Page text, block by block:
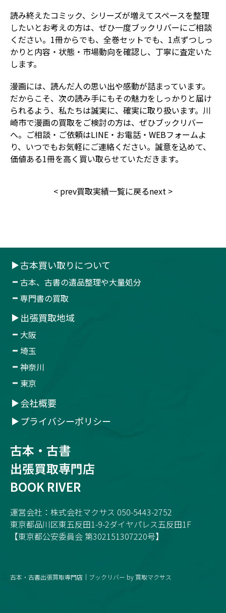
読み終えたコミック、シリーズが増えてスペースを整理
したいとお考えの方は、ぜひ一度ブックリバーにご相談
ください。1冊からでも、全巻セットでも、1点ずつしっ
かりと内容・状態・市場動向を確認し、丁寧に査定いた
します。
漫画には、読んだ人の思い出や感動が詰まっています。
だからこそ、次の読み手にもその魅力をしっかりと届け
られるよう、私たちは誠実に、確実に取り扱います。川
崎市で漫画の買取をご検討の方は、ぜひブックリバー
へ。ご相談・ご依頼はLINE・お電話・WEBフォームよ
り、いつでもお気軽にご連絡ください。誠意を込めて、
価値ある1冊を高く買い取らせていただきます。
< prev買取実績一覧に戻るnext >
古本買い取りについて
古本、古書の遺品整理や大量処分
専門書の買取
出張買取地域
大阪
埼玉
神奈川
東京
会社概要
プライバシーポリシー
古本・古書
出張買取専門店
BOOK RIVER
運営会社：株式会社マクサス 050-5443-2752
東京都品川区東五反田1-9-2ダイヤパレス五反田1F
【東京都公安委員会 第302151307220号】
古本・古書出張買取専門店｜ブックリバー by 買取マクサス